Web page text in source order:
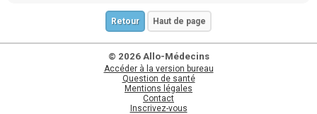
Retour Haut de page
© 2026 Allo-Médecins
Accéder à la version bureau
Question de santé
Mentions légales
Contact
Inscrivez-vous